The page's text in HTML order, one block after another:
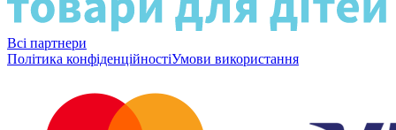
Всі партнери
Політика конфіденційностіУмови використання